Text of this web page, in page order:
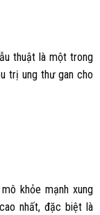
thuật là một trong
trị ung thư gan cho
khỏe mạnh xung
nhất, đặc biệt là